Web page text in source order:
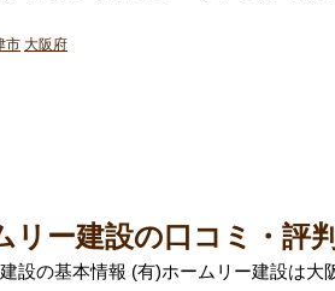
市 大阪府
リー建設の口コミ・評
設の基本情報 (有)ホームリー建設は大